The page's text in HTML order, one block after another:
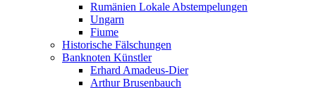
Rumänien Lokale Abstempelungen
Ungarn
Fiume
Historische Fälschungen
Banknoten Künstler
Erhard Amadeus-Dier
Arthur Brusenbauch